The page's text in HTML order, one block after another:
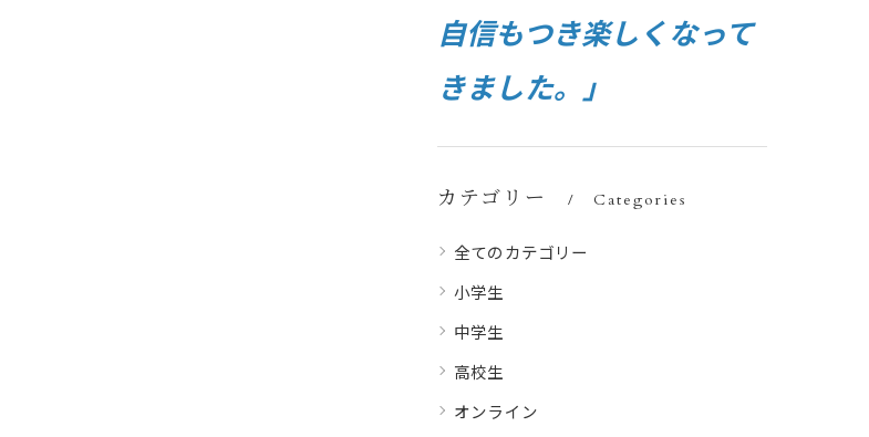
自信もつき楽しくなって
きました。」
カテゴリー Categories
全てのカテゴリー
小学生
中学生
高校生
オンライン